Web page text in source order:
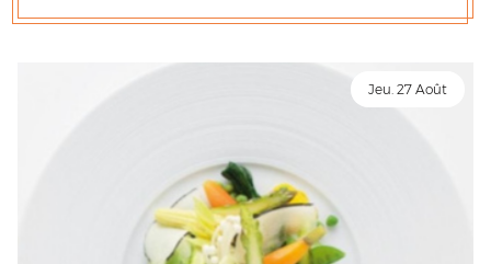
Jeu. 27 Août